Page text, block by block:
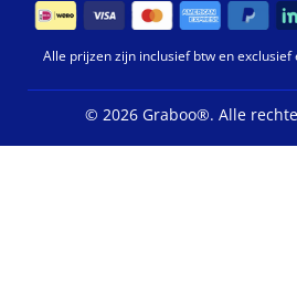
Alle prijzen zijn inclusief btw en
© 2026 Graboo®. Alle